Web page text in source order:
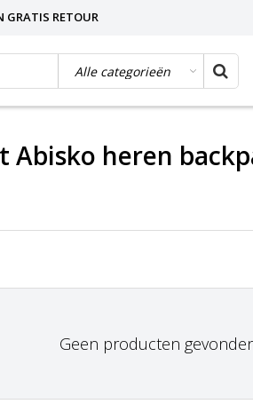
GRATIS RETOUR
heren
Geen producten